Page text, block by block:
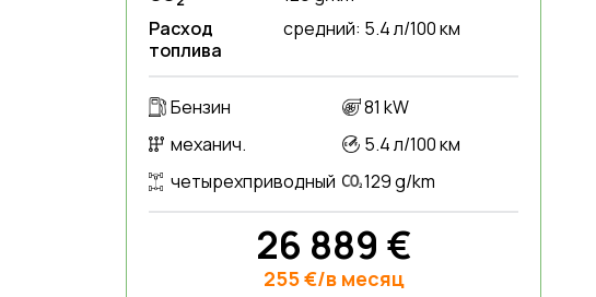
Расход
топлива
средний: 5.4 л/100 км
Бензин
механич.
четырехприводный
81 kW
5.4 л/100 км
129 g/km
26 889 €
255 €/в месяц